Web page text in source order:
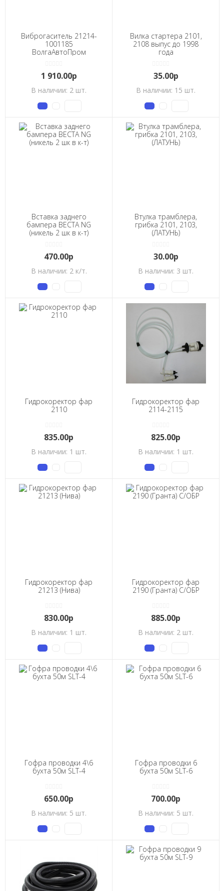
Виброгаситель 21214-
1001185
ВолгаАвтоПром
1 910.00р
В наличии: 2 шт.
Вилка стартера 2101,
2108 выпус до 1998
года
35.00р
В наличии: 15 шт.
Вставка заднего
бампера ВЕСТА NG
(никель 2 шк в к-т)
470.00р
В наличии: 2 к/т.
Втулка трамблера,
грибка 2101, 2103,
(ЛАТУНЬ)
30.00р
В наличии: 3 шт.
Гидрокоректор фар
2110
835.00р
В наличии: 1 шт.
Гидрокоректор фар
2114-2115
825.00р
В наличии: 1 шт.
Гидрокоректор фар
21213 (Нива)
830.00р
В наличии: 1 шт.
Гидрокоректор фар
2190 (Гранта) С/ОБР
885.00р
В наличии: 2 шт.
Гофра проводки 4\6
бухта 50м SLT-4
650.00р
В наличии: 5 шт.
Гофра проводки 6
бухта 50м SLT-6
700.00р
В наличии: 5 шт.